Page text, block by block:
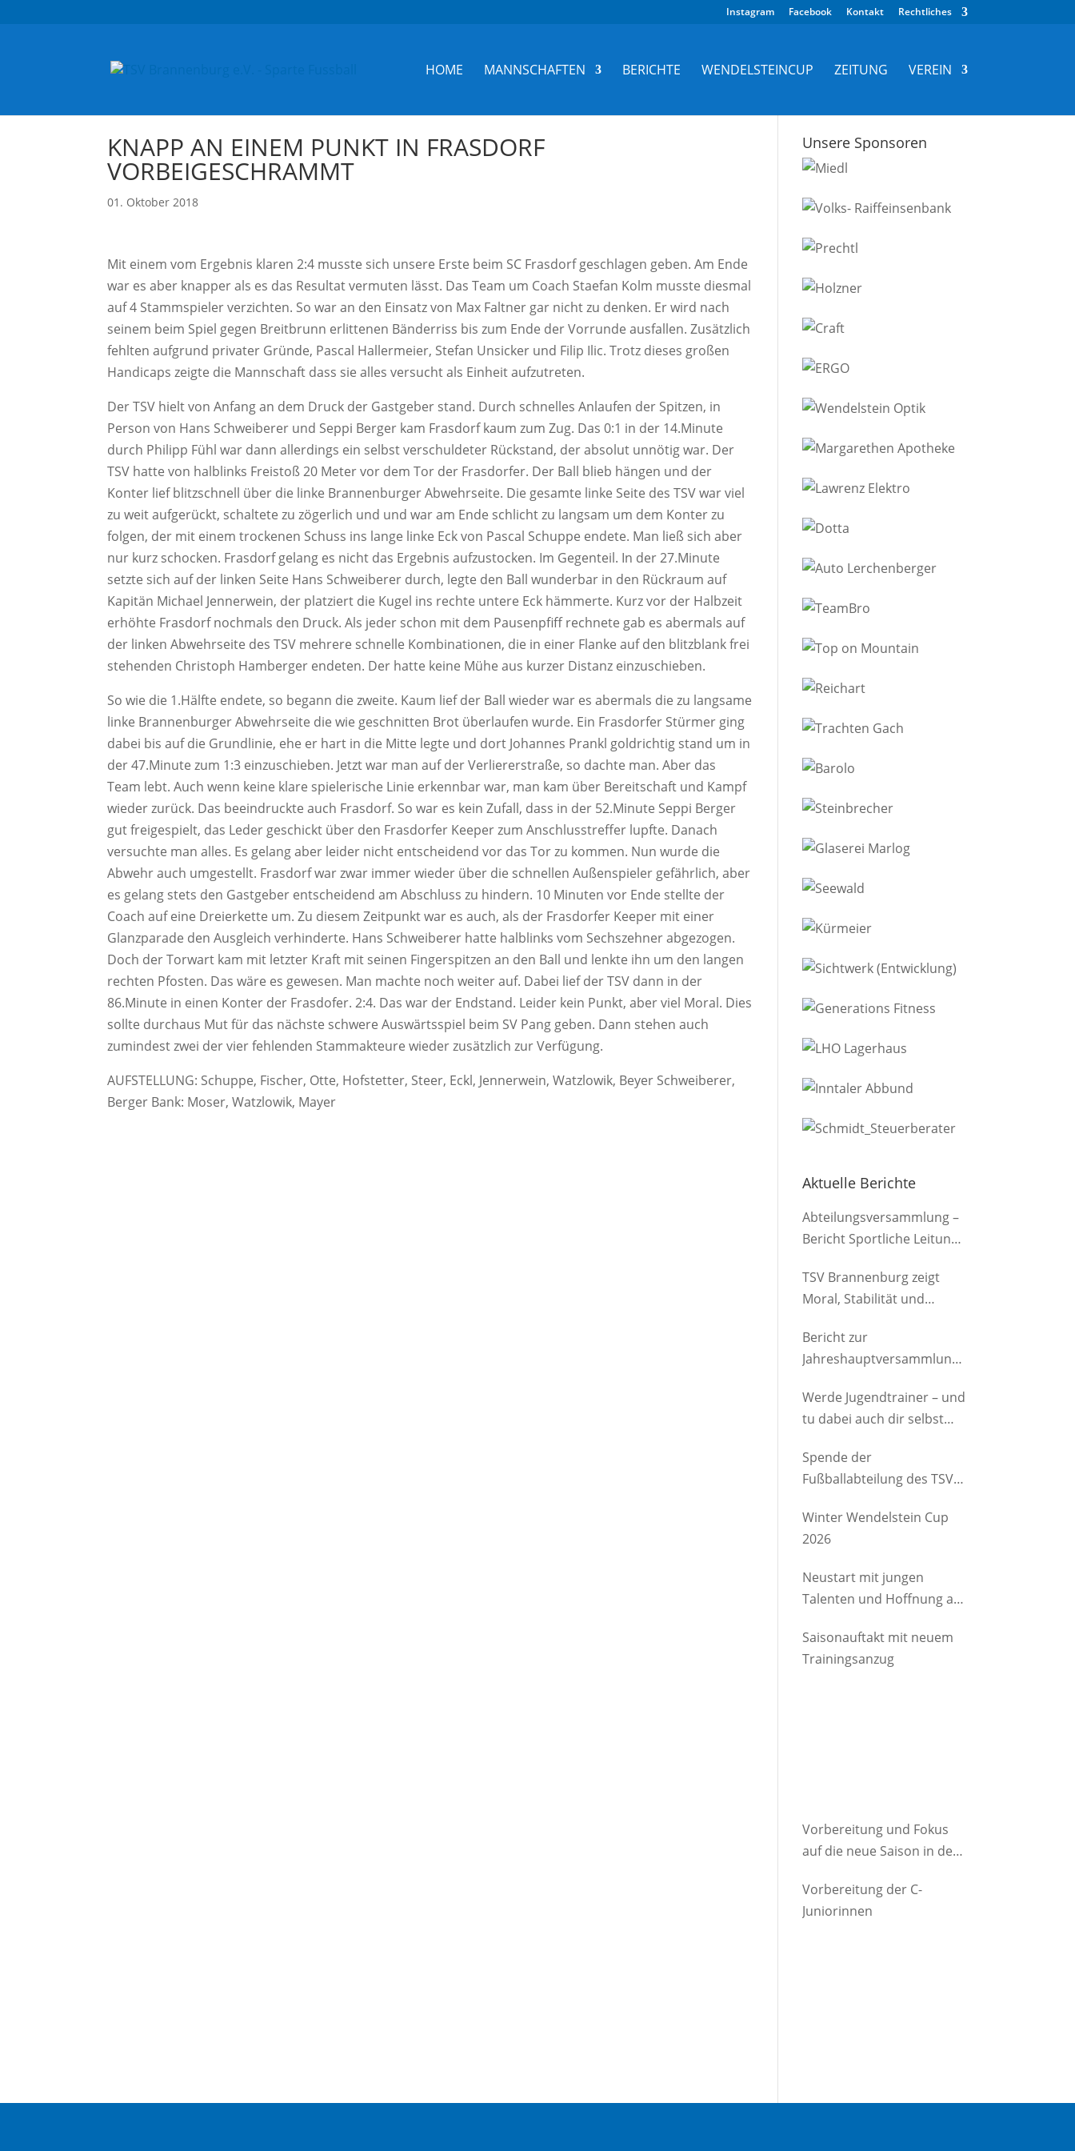
Instagram Facebook Kontakt Rechtliches
HOME MANNSCHAFTEN BERICHTE WENDELSTEINCUP ZEITUNG VEREIN
KNAPP AN EINEM PUNKT IN FRASDORF
VORBEIGESCHRAMMT
01. Oktober 2018
Mit einem vom Ergebnis klaren 2:4 musste sich unsere Erste beim SC Frasdorf geschlagen geben. Am Ende
war es aber knapper als es das Resultat vermuten lässt. Das Team um Coach Staefan Kolm musste diesmal
auf 4 Stammspieler verzichten. So war an den Einsatz von Max Faltner gar nicht zu denken. Er wird nach
seinem beim Spiel gegen Breitbrunn erlittenen Bänderriss bis zum Ende der Vorrunde ausfallen. Zusätzlich
fehlten aufgrund privater Gründe, Pascal Hallermeier, Stefan Unsicker und Filip Ilic. Trotz dieses großen
Handicaps zeigte die Mannschaft dass sie alles versucht als Einheit aufzutreten.
Der TSV hielt von Anfang an dem Druck der Gastgeber stand. Durch schnelles Anlaufen der Spitzen, in
Person von Hans Schweiberer und Seppi Berger kam Frasdorf kaum zum Zug. Das 0:1 in der 14.Minute
durch Philipp Fühl war dann allerdings ein selbst verschuldeter Rückstand, der absolut unnötig war. Der
TSV hatte von halblinks Freistoß 20 Meter vor dem Tor der Frasdorfer. Der Ball blieb hängen und der
Konter lief blitzschnell über die linke Brannenburger Abwehrseite. Die gesamte linke Seite des TSV war viel
zu weit aufgerückt, schaltete zu zögerlich und und war am Ende schlicht zu langsam um dem Konter zu
folgen, der mit einem trockenen Schuss ins lange linke Eck von Pascal Schuppe endete. Man ließ sich aber
nur kurz schocken. Frasdorf gelang es nicht das Ergebnis aufzustocken. Im Gegenteil. In der 27.Minute
setzte sich auf der linken Seite Hans Schweiberer durch, legte den Ball wunderbar in den Rückraum auf
Kapitän Michael Jennerwein, der platziert die Kugel ins rechte untere Eck hämmerte. Kurz vor der Halbzeit
erhöhte Frasdorf nochmals den Druck. Als jeder schon mit dem Pausenpfiff rechnete gab es abermals auf
der linken Abwehrseite des TSV mehrere schnelle Kombinationen, die in einer Flanke auf den blitzblank frei
stehenden Christoph Hamberger endeten. Der hatte keine Mühe aus kurzer Distanz einzuschieben.
So wie die 1.Hälfte endete, so begann die zweite. Kaum lief der Ball wieder war es abermals die zu langsame
linke Brannenburger Abwehrseite die wie geschnitten Brot überlaufen wurde. Ein Frasdorfer Stürmer ging
dabei bis auf die Grundlinie, ehe er hart in die Mitte legte und dort Johannes Prankl goldrichtig stand um in
der 47.Minute zum 1:3 einzuschieben. Jetzt war man auf der Verliererstraße, so dachte man. Aber das
Team lebt. Auch wenn keine klare spielerische Linie erkennbar war, man kam über Bereitschaft und Kampf
wieder zurück. Das beeindruckte auch Frasdorf. So war es kein Zufall, dass in der 52.Minute Seppi Berger
gut freigespielt, das Leder geschickt über den Frasdorfer Keeper zum Anschlusstreffer lupfte. Danach
versuchte man alles. Es gelang aber leider nicht entscheidend vor das Tor zu kommen. Nun wurde die
Abwehr auch umgestellt. Frasdorf war zwar immer wieder über die schnellen Außenspieler gefährlich, aber
es gelang stets den Gastgeber entscheidend am Abschluss zu hindern. 10 Minuten vor Ende stellte der
Coach auf eine Dreierkette um. Zu diesem Zeitpunkt war es auch, als der Frasdorfer Keeper mit einer
Glanzparade den Ausgleich verhinderte. Hans Schweiberer hatte halblinks vom Sechszehner abgezogen.
Doch der Torwart kam mit letzter Kraft mit seinen Fingerspitzen an den Ball und lenkte ihn um den langen
rechten Pfosten. Das wäre es gewesen. Man machte noch weiter auf. Dabei lief der TSV dann in der
86.Minute in einen Konter der Frasdofer. 2:4. Das war der Endstand. Leider kein Punkt, aber viel Moral. Dies
sollte durchaus Mut für das nächste schwere Auswärtsspiel beim SV Pang geben. Dann stehen auch
zumindest zwei der vier fehlenden Stammakteure wieder zusätzlich zur Verfügung.
AUFSTELLUNG: Schuppe, Fischer, Otte, Hofstetter, Steer, Eckl, Jennerwein, Watzlowik, Beyer Schweiberer,
Berger Bank: Moser, Watzlowik, Mayer
Unsere Sponsoren
Aktuelle Berichte
Abteilungsversammlung –
Bericht Sportliche Leitung
TSV Brannenburg zeigt
Moral, Stabilität und
Bericht zur
Jahreshauptversammlung
12.03.2026
Werde Jugendtrainer – und
tu dabei auch dir selbst
Spende der
Fußballabteilung des TSV
Kindergartenverein
Degerndorf/Brannenburg
Winter Wendelstein Cup
2026
Neustart mit jungen
Talenten und Hoffnung auf
Saisonauftakt mit neuem
Trainingsanzug
Vorbereitung und Fokus
auf die neue Saison in der
Vorbereitung der C-
Juniorinnen